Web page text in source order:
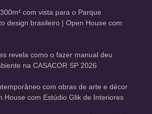
com vista para o Parque
design brasileiro | Open House com
revela como o fazer manual deu
na CASACOR SP 2026
com obras de arte e décor
House com Estúdio Glik de Interiores